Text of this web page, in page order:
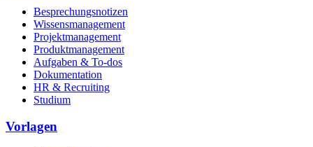
Besprechungsnotizen
Wissensmanagement
Projektmanagement
Produktmanagement
Aufgaben & To-dos
Dokumentation
HR & Recruiting
Studium
Vorlagen